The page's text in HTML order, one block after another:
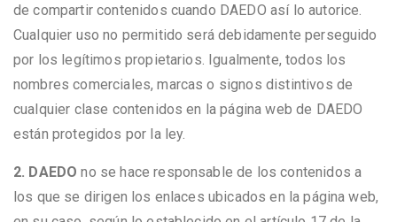
de compartir contenidos cuando DAEDO así lo autorice.
Cualquier uso no permitido será debidamente perseguido
por los legítimos propietarios. Igualmente, todos los
nombres comerciales, marcas o signos distintivos de
cualquier clase contenidos en la página web de DAEDO
están protegidos por la ley.
2. DAEDO no se hace responsable de los contenidos a
los que se dirigen los enlaces ubicados en la página web,